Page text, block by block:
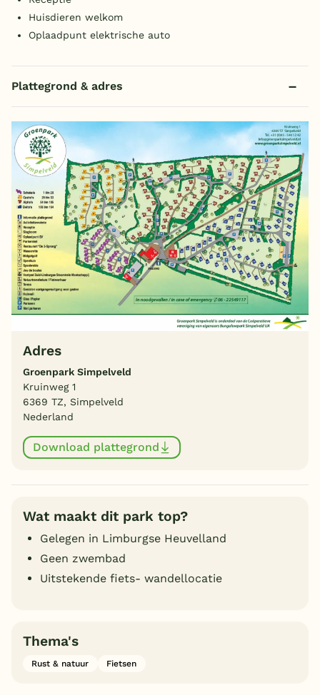
Huisdieren welkom
Oplaadpunt elektrische auto
Plattegrond & adres
Adres
Groenpark Simpelveld
Kruinweg 1
6369 TZ, Simpelveld
Nederland
Download plattegrond
Wat maakt dit park top?
Gelegen in Limburgse Heuvelland
Geen zwembad
Uitstekende fiets- wandellocatie
Thema's
Rust & natuur Fietsen